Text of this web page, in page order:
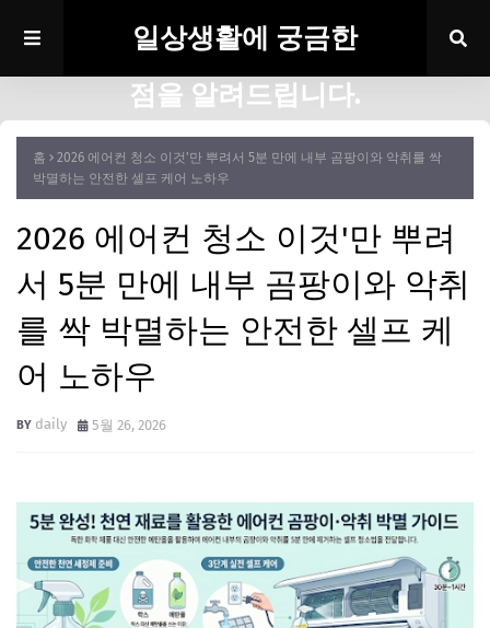
일상생활에 궁금한
점을 알려드립니다.
홈
2026 에어컨 청소 이것'만 뿌려서 5분 만에 내부 곰팡이와 악취를 싹
박멸하는 안전한 셀프 케어 노하우
2026 에어컨 청소 이것'만 뿌려
서 5분 만에 내부 곰팡이와 악취
를 싹 박멸하는 안전한 셀프 케
어 노하우
daily 5월 26, 2026